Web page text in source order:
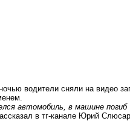
водители сняли на видео
автомобиль, в машине погиб
в тг-канале Юрий